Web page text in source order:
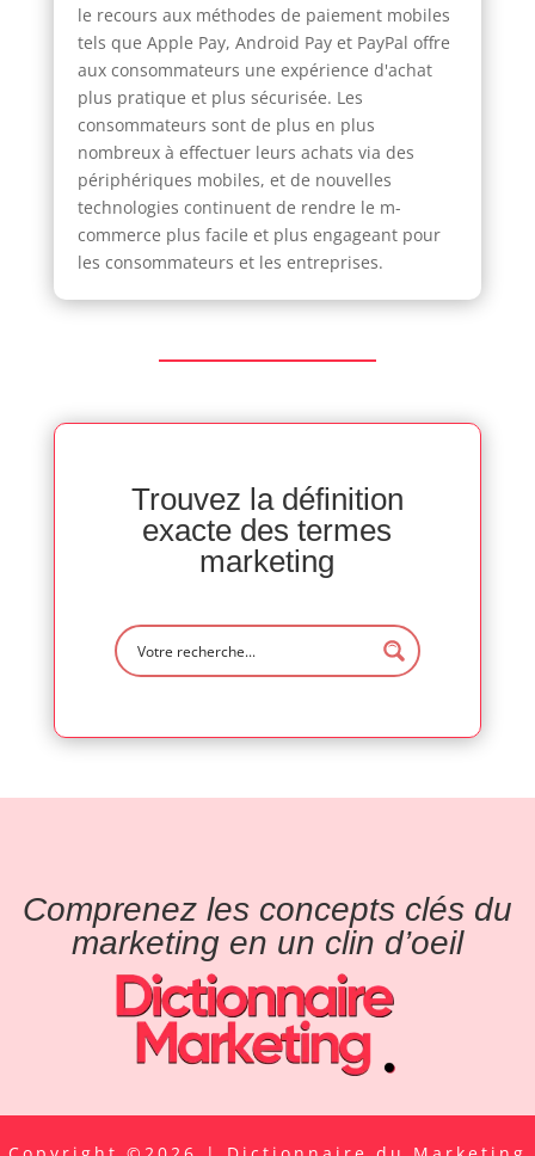
le recours aux méthodes de paiement mobiles
tels que Apple Pay, Android Pay et PayPal offre
aux consommateurs une expérience d'achat
plus pratique et plus sécurisée. Les
consommateurs sont de plus en plus
nombreux à effectuer leurs achats via des
périphériques mobiles, et de nouvelles
technologies continuent de rendre le m-
commerce plus facile et plus engageant pour
les consommateurs et les entreprises.
Trouvez la définition
exacte des termes
marketing
Comprenez les concepts clés du
marketing en un clin d’oeil